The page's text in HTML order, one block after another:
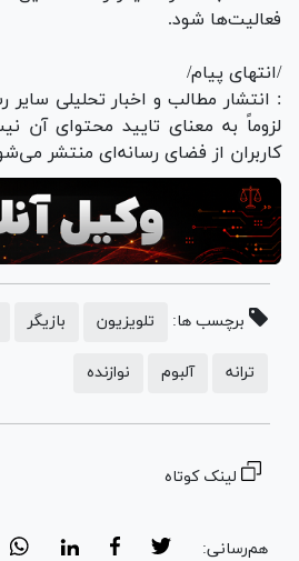
فعالیت‌ها شود.
/انتهای پیام/
: انتشار مطالب و اخبار تحلیلی
لزوماً به معنای تایید محتوای آن
کاربران از فضای رسانه‌ای منتشر
برچسب ها: تلویزیون بازیگر
ترانه آلبوم نوازنده
لینک کوتاه
هم‌رسانی: